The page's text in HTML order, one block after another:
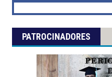
PATROCINADORES